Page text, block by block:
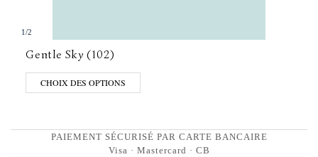
1/2
Gentle Sky (102)
CHOIX DES OPTIONS
PAIEMENT SÉCURISÉ PAR CARTE BANCAIRE
Visa · Mastercard · CB